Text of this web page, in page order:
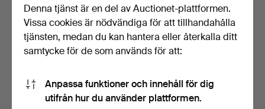
JudithJohansson (1916–1993)
NatanJohansson (1893–1951)
Johansson
Nils E Johansson (född 1950)
Denna tjänst är en del av Auctionet-plattformen.
Vissa cookies är nödvändiga för att tillhandahålla
tjänsten, medan du kan hantera eller återkalla ditt
samtycke för de som används för att:
Anpassa funktioner och innehåll för dig
utifrån hur du använder plattformen.